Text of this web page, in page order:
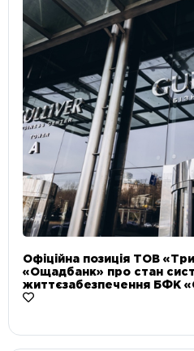
Офіційна позиція ТОВ
«Ощадбанк» про стан
життєзабезпечення БФК